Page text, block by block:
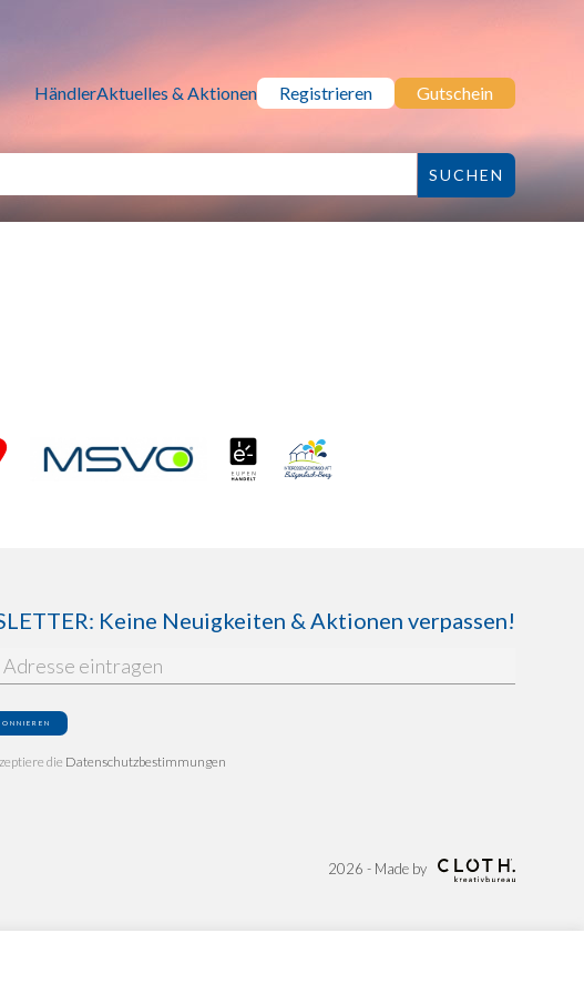
HändlerAktuelles & Aktionen Registrieren Gutschein
Keine Neuigkeiten & Aktionen verpassen!
die Datenschutzbestimmungen
2026 - Made by